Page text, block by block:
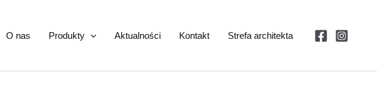
O nas Produkty Aktualności Kontakt Strefa architekta